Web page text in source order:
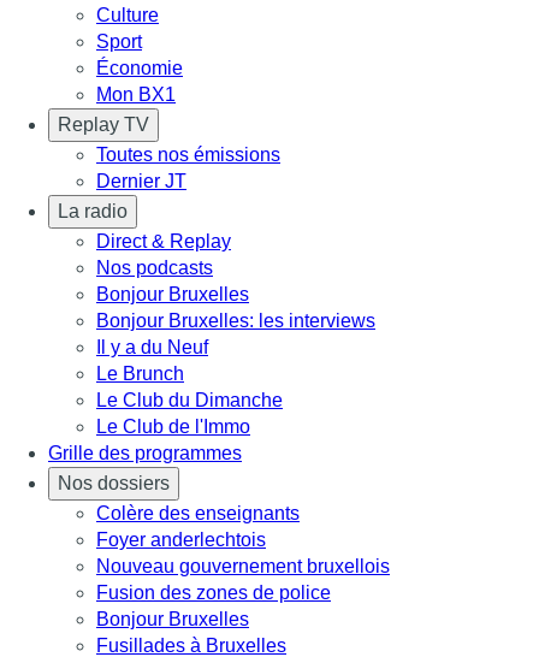
Culture
Sport
Économie
Mon BX1
Replay TV
Toutes nos émissions
Dernier JT
La radio
Direct & Replay
Nos podcasts
Bonjour Bruxelles
Bonjour Bruxelles: les interviews
Il y a du Neuf
Le Brunch
Le Club du Dimanche
Le Club de l'Immo
Grille des programmes
Nos dossiers
Colère des enseignants
Foyer anderlechtois
Nouveau gouvernement bruxellois
Fusion des zones de police
Bonjour Bruxelles
Fusillades à Bruxelles